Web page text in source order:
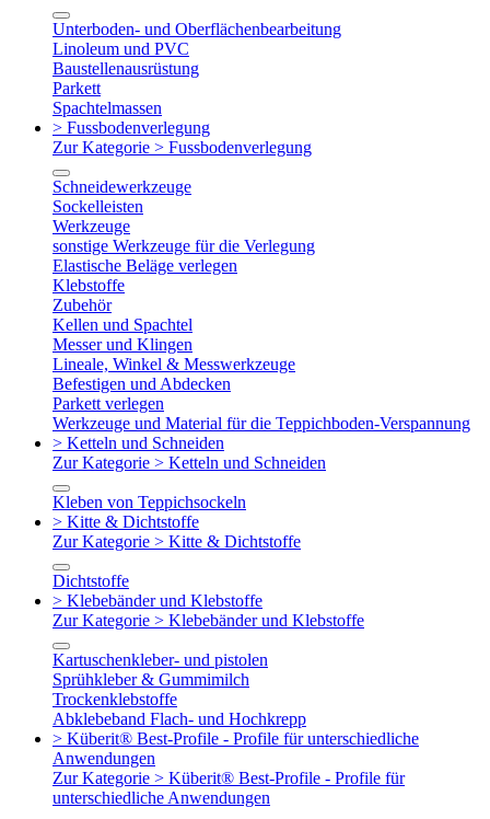
Unterboden- und Oberflächenbearbeitung
Linoleum und PVC
Baustellenausrüstung
Parkett
Spachtelmassen
> Fussbodenverlegung
Zur Kategorie > Fussbodenverlegung
Schneidewerkzeuge
Sockelleisten
Werkzeuge
sonstige Werkzeuge für die Verlegung
Elastische Beläge verlegen
Klebstoffe
Zubehör
Kellen und Spachtel
Messer und Klingen
Lineale, Winkel & Messwerkzeuge
Befestigen und Abdecken
Parkett verlegen
Werkzeuge und Material für die Teppichboden-Verspannung
> Ketteln und Schneiden
Zur Kategorie > Ketteln und Schneiden
Kleben von Teppichsockeln
> Kitte & Dichtstoffe
Zur Kategorie > Kitte & Dichtstoffe
Dichtstoffe
> Klebebänder und Klebstoffe
Zur Kategorie > Klebebänder und Klebstoffe
Kartuschenkleber- und pistolen
Sprühkleber & Gummimilch
Trockenklebstoffe
Abklebeband Flach- und Hochkrepp
> Küberit® Best-Profile - Profile für unterschiedliche
Anwendungen
Zur Kategorie > Küberit® Best-Profile - Profile für
unterschiedliche Anwendungen